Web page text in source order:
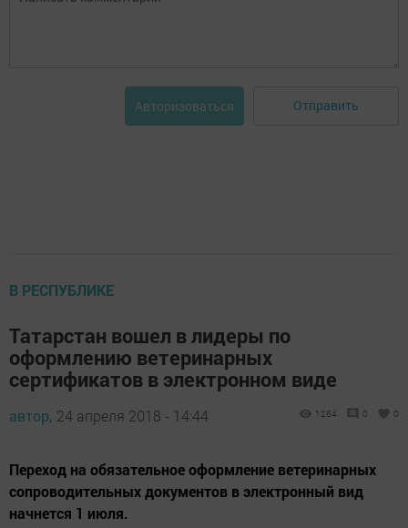
Авторизоваться Отправить
В РЕСПУБЛИКЕ
Татарстан вошел в лидеры по
оформлению ветеринарных
сертификатов в электронном виде
автор, 24 апреля 2018 - 14:44 1264 0 0
Переход на обязательное оформление ветеринарных
сопроводительных документов в электронный вид
начнется 1 июля.